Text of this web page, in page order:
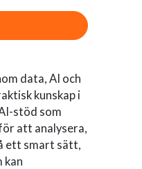
data, AI och
kunskap i
stöd som
att analysera,
ett smart sätt,
kan